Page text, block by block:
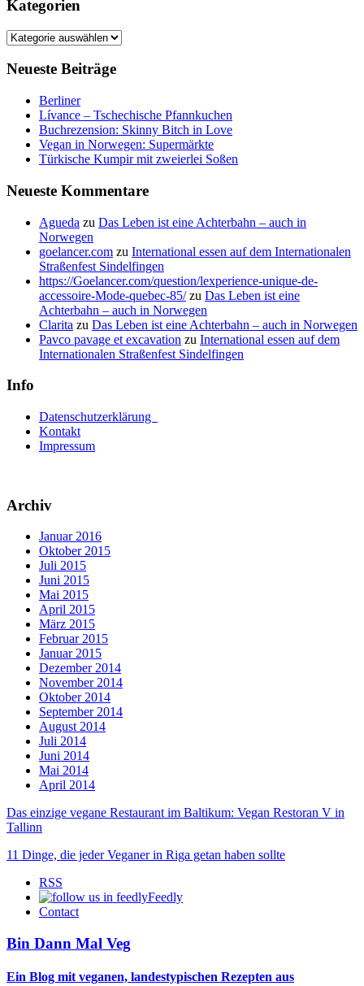
Kategorien
Kategorien
Neueste Beiträge
Berliner
Lívance – Tschechische Pfannkuchen
Buchrezension: Skinny Bitch in Love
Vegan in Norwegen: Supermärkte
Türkische Kumpir mit zweierlei Soßen
Neueste Kommentare
Agueda zu Das Leben ist eine Achterbahn – auch in
Norwegen
goelancer.com zu International essen auf dem Internationalen
Straßenfest Sindelfingen
https://Goelancer.com/question/lexperience-unique-de-
accessoire-Mode-quebec-85/zu Das Leben ist eine
Achterbahn – auch in Norwegen
Clarita zu Das Leben ist eine Achterbahn – auch in Norwegen
Pavco pavage et excavation zu International essen auf dem
Internationalen Straßenfest Sindelfingen
Info
Datenschutzerklärung
Kontakt
Impressum
Archiv
Januar 2016
Oktober 2015
Juli 2015
Juni 2015
Mai 2015
April 2015
März 2015
Februar 2015
Januar 2015
Dezember 2014
November 2014
Oktober 2014
September 2014
August 2014
Juli 2014
Juni 2014
Mai 2014
April 2014
Das einzige vegane Restaurant im Baltikum: Vegan Restoran V in
Tallinn
11 Dinge, die jeder Veganer in Riga getan haben sollte
RSS
Feedly
Contact
Bin Dann Mal Veg
Ein Blog mit veganen, landestypischen Rezepten aus